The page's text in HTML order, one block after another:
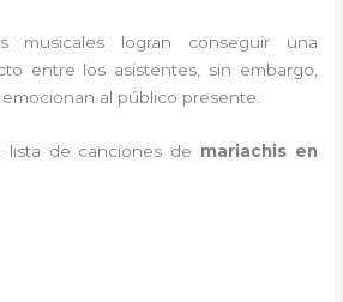
musicales logran conseguir una
entre los asistentes, sin embargo,
al público presente.
lista de canciones de mariachis en
MAMÁ